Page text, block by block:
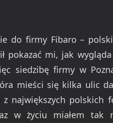
do firmy Fibaro –
pokazać mi, jak
siedzibę firmy w
mieści się kilka ulic
największych polskich
w życiu miałem tak